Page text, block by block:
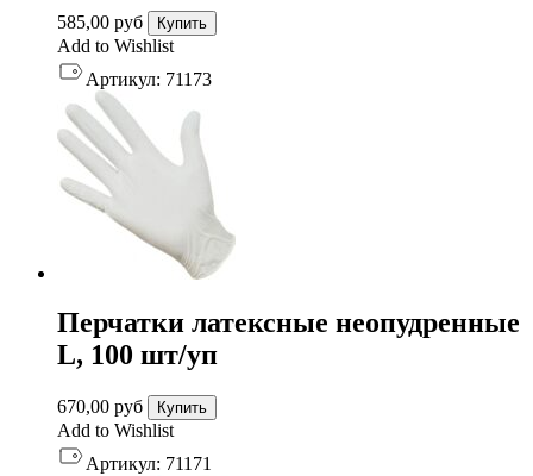
585,00 руб Купить
Add to Wishlist
Артикул: 71173
Перчатки латексные неопудренные
L, 100 шт/уп
670,00 руб Купить
Add to Wishlist
Артикул: 71171